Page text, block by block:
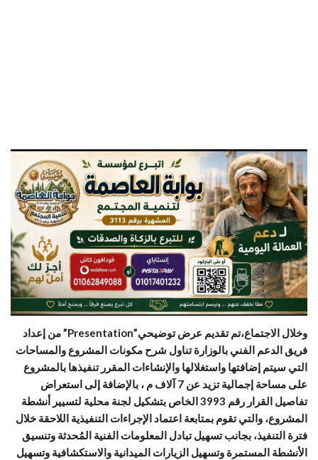
وخلال الاجتماع،تم تقديم عرض توضيحي”Presentation” من إعداد
فريق الدعم الفني بالوزارة تناول شرح مكونات المشروع والمساحات
التي سيتم إضافتها واستغلالها والإنشاءات المقرر تنفيذها بالمشروع
على مساحة إجمالية تزيد عن 7 آلاف م ، بالإضافة إلى استعراض
تفاصيل القرار رقم 3993 الخاص بتشكيل لجنة محلية لتسيير أنشطة
المشروع، والتي تقوم بمتابعة اعتماد الإجراءات التنفيذية اللاحقة خلال
فترة التنفيذ، بجانب تسهيل تبادل المعلومات الفنية المُحدثة وتنسيق
الأنشطة المستمرة وتسهيل الزيارات الميدانية والاستكشافية وتسهيل